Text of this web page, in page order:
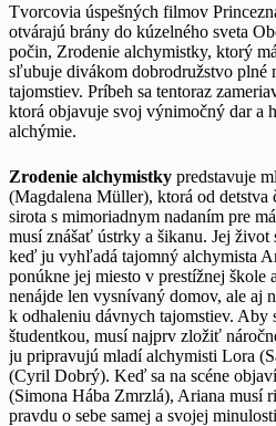
Tvorcovia úspešných filmov
otvárajú brány do kúzelného sveta
počin, Zrodenie alchymistky, ktorý
sľubuje divákom dobrodružstvo plné
tajomstiev. Príbeh sa tentoraz
ktorá objavuje svoj výnimočný dar a
alchýmie.
Zrodenie alchymistky predstavuje
(Magdalena Müller), ktorá od
sirota s mimoriadnym nadaním pre
musí znášať ústrky a šikanu. Jej život
keď ju vyhľadá tajomný alchymista
ponúkne jej miesto v prestížnej škole
nenájde len vysnívaný domov, ale aj
k odhaleniu dávnych tajomstiev. Aby
študentkou, musí najprv zložiť
ju pripravujú mladí alchymisti Lora
(Cyril Dobrý). Keď sa na scéne
(Simona Hába Zmrzlá), Ariana musí
pravdu o sebe samej a svojej